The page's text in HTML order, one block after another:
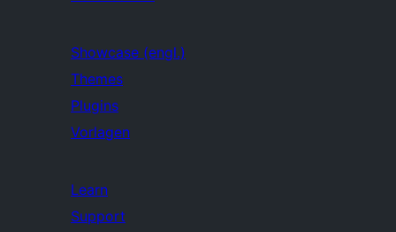
Showcase (engl.)
Themes
Plugins
Vorlagen
Learn
Support